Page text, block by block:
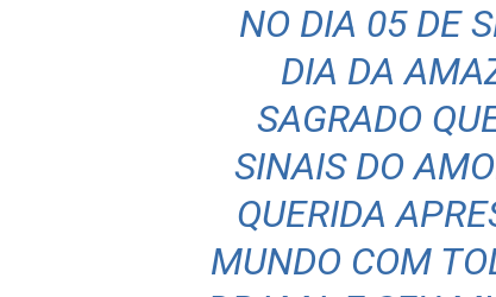
NO DIA 05 DE
DIA DA
SAGRADO
SINAIS DO
QUERIDA
MUNDO COM